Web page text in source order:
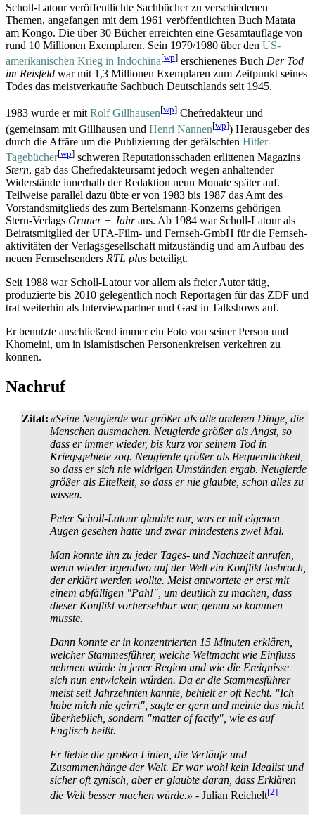
Scholl-Latour veröffentlichte Sachbücher zu verschiedenen
Themen, angefangen mit dem 1961 veröffentlichten Buch Matata
am Kongo. Die über 30 Bücher erreichten eine Gesamtauflage von
rund 10 Millionen Exemplaren. Sein 1979/1980 über den US-
amerikanischen Krieg in Indochina[wp] erschienenes Buch Der Tod
im Reisfeld war mit 1,3 Millionen Exemplaren zum Zeitpunkt seines
Todes das meistverkaufte Sachbuch Deutschlands seit 1945.
1983 wurde er mitRolf Gillhausen[wp] Chefredakteur und
(gemeinsam mit Gillhausen und Henri Nannen[wp]) Herausgeber des
durch die Affäre um die Publizierung der gefälschten Hitler-
Tagebücher[wp] schweren Reputations­schaden erlittenen Magazins
Stern, gab das Chef­redakteurs­amt jedoch wegen anhaltender
Widerstände innerhalb der Redaktion neun Monate später auf.
Teilweise parallel dazu übte er von 1983 bis 1987 das Amt des
Vorstands­mitglieds des zum Bertelsmann-Konzerns gehörigen
Stern-Verlags Gruner + Jahraus. Ab 1984 war Scholl-Latour als
Beiratsmitglied der UFA-Film- und Fernseh-GmbH für die Fernseh­
aktivitäten der Verlagsgesellschaft mitzuständig und am Aufbau des
neuen Fernsehsenders RTL plus beteiligt.
Seit 1988 war Scholl-Latour vor allem als freier Autor tätig,
produzierte bis 2010 gelegentlich noch Reportagen für das ZDF und
trat weiterhin als Interview­partner und Gast in Talkshows auf.
Er benutzte anschließend immer ein Foto von seiner Person und
Khomeini, um in islamistischen Personenkreisen verkehren zu
können.
Nachruf
Zitat: «Seine Neugierde war größer als alle anderen Dinge, die
Menschen ausmachen. Neugierde größer als Angst, so
dass er immer wieder, bis kurz vor seinem Tod in
Kriegsgebiete zog. Neugierde größer als Bequemlichkeit,
so dass er sich nie widrigen Umständen ergab. Neugierde
größer als Eitelkeit, so dass er nie glaubte, schon alles zu
wissen.
Peter Scholl-Latour glaubte nur, was er mit eigenen
Augen gesehen hatte und zwar mindestens zwei Mal.
Man konnte ihn zu jeder Tages- und Nachtzeit anrufen,
wenn wieder irgendwo auf der Welt ein Konflikt losbrach,
der erklärt werden wollte. Meist antwortete er erst mit
einem abfälligen "Pah!", um deutlich zu machen, dass
dieser Konflikt vorhersehbar war, genau so kommen
musste.
Dann konnte er in konzentrierten 15 Minuten erklären,
welcher Stammesführer, welche Weltmacht wie Einfluss
nehmen würde in jener Region und wie die Ereignisse
sich nun entwickeln würden. Da er die Stammesführer
meist seit Jahrzehnten kannte, behielt er oft Recht. "Ich
habe mich nie geirrt", sagte er gern und meinte das nicht
überheblich, sondern "matter of factly", wie es auf
Englisch heißt.
Er liebte die großen Linien, die Verläufe und
Zusammenhänge der Welt. Er war wohl kein Idealist und
sicher oft zynisch, aber er glaubte daran, dass Erklären
die Welt besser machen würde.» - Julian Reichelt[2]